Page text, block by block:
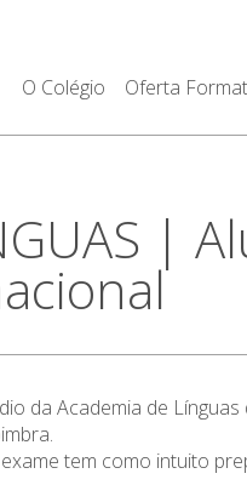
O Colégio Oferta
|
da Academia de
tem como intuito